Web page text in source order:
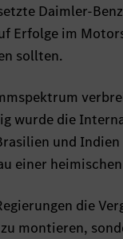
Daimler-
Erfolge im
sollten.
wurde die
und
einer
die
montieren,